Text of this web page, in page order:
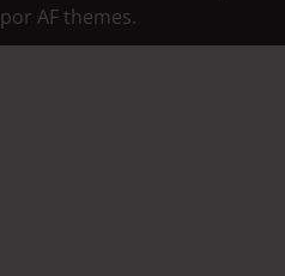
por AF themes.